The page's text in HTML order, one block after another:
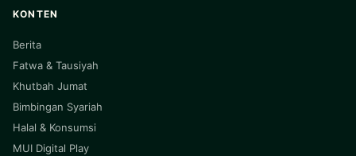
KONTEN
Berita
Fatwa & Tausiyah
Khutbah Jumat
Bimbingan Syariah
Halal & Konsumsi
MUI Digital Play